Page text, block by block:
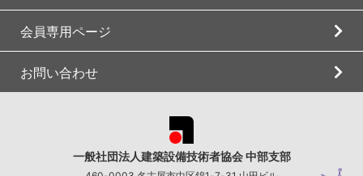
会員専用ページ
お問い合わせ
一般社団法人建築設備技術者協会 中部支部